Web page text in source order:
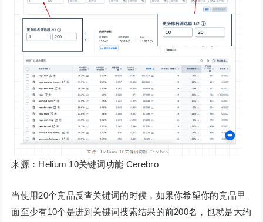
来源：Helium 10关键词功能 Cerebro
当使用20个竞品反查关键词的时候，如果你希望你的竞品里
面至少有10个是进到关键词搜索结果的前200名，也就是大约